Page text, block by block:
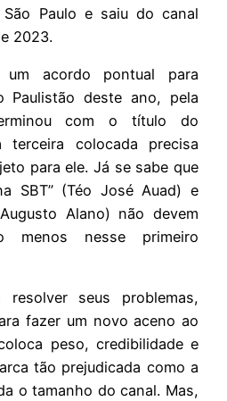
Paulo e saiu do canal
2023.
acordo pontual para
deste ano, pela
com o título do
terceira colocada precisa
para ele. Já se sabe que
SBT” (Téo José Auad) e
Alano) não devem
menos nesse primeiro
resolver seus problemas,
fazer um novo aceno ao
peso, credibilidade e
tão prejudicada como a
o tamanho do canal. Mas,